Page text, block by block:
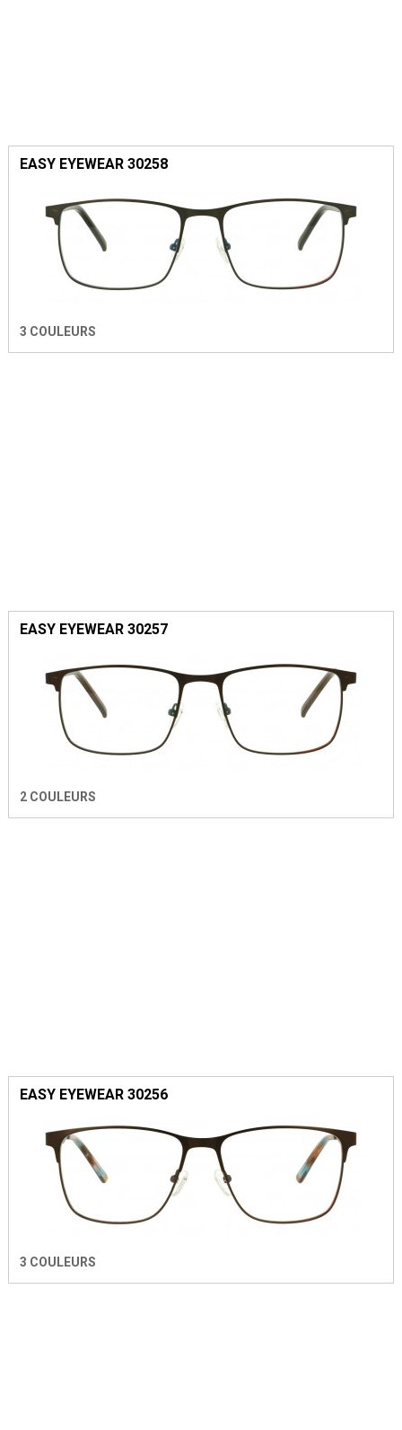
EASY EYEWEAR 30258
3 COULEURS
EASY EYEWEAR 30257
2 COULEURS
EASY EYEWEAR 30256
3 COULEURS